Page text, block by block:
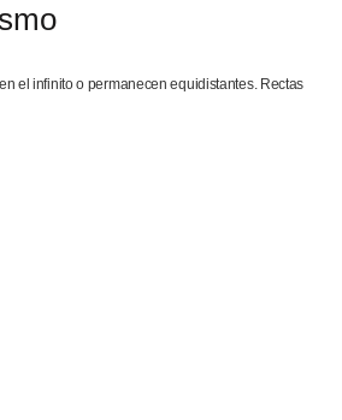
el infinito o permanecen equidistantes. Rectas